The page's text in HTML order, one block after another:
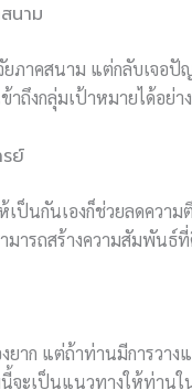
นาม
ภาคสนาม แต่กลับเจอ
าถึงกลุ่มเป้าหมายได้อย่
ย์
ป็นกันเองก็ช่วยลดความ
มารถสร้างความสัมพันธ์ที่
ยาก แต่ถ้าท่านมีการวา
จะเป็นแนวทางให้ท่าน